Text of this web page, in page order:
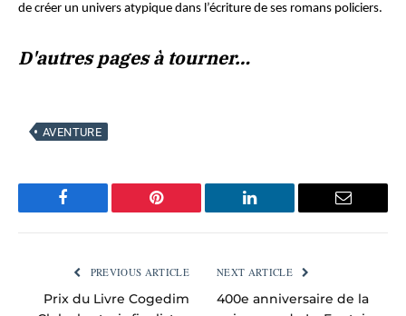
de créer un univers atypique dans l’écriture de ses romans policiers.
D'autres pages à tourner…
AVENTURE
Facebook Pinterest LinkedIn Email
PREVIOUS ARTICLE
Prix du Livre Cogedim
NEXT ARTICLE
400e anniversaire de la